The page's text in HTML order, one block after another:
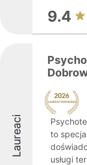
9.4
Laureaci
to
usługi